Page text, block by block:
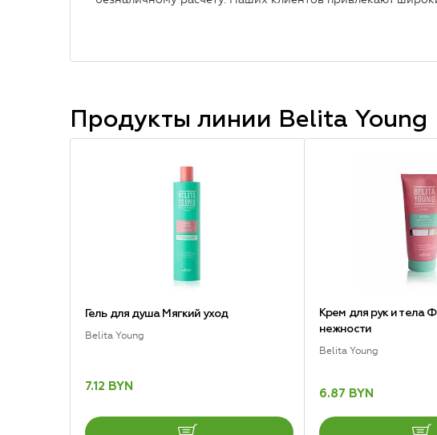
Продукты линии Belita Young
Гель для душа Мягкий уход
Belita Young
7.12 BYN
Крем для рук и тела
нежности
Belita Young
6.87 BYN